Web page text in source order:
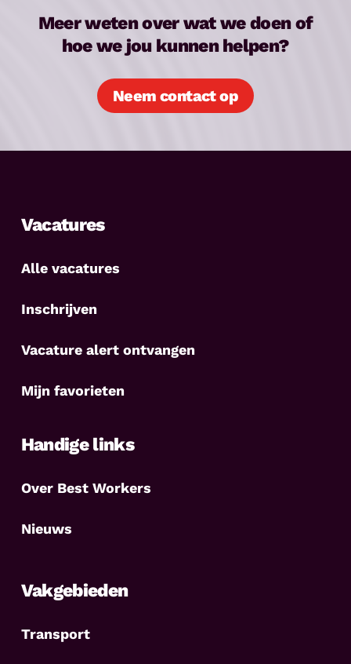
Meer weten over wat we doen of
hoe we jou kunnen helpen?
Neem contact op
Vacatures
Alle vacatures
Inschrijven
Vacature alert ontvangen
Mijn favorieten
Handige links
Over Best Workers
Nieuws
Vakgebieden
Transport